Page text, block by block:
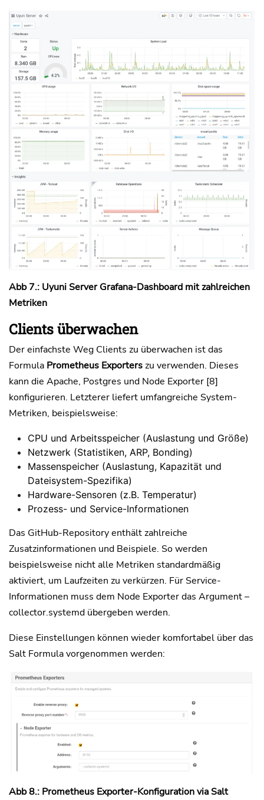
Abb 7.: Uyuni Server Grafana-Dashboard mit zahlreichen
Metriken
Clients überwachen
Der einfachste Weg Clients zu überwachen ist das
Formula Prometheus Exporterszu verwenden. Dieses
kann die Apache, Postgres und Node Exporter [8]
konfigurieren. Letzterer liefert umfangreiche System-
Metriken, beispielsweise:
CPU und Arbeitsspeicher (Auslastung und Größe)
Netzwerk (Statistiken, ARP, Bonding)
Massenspeicher (Auslastung, Kapazität und
Dateisystem-Spezifika)
Hardware-Sensoren (z.B. Temperatur)
Prozess- und Service-Informationen
Das GitHub-Repository enthält zahlreiche
Zusatzinformationen und Beispiele. So werden
beispielsweise nicht alle Metriken standardmäßig
aktiviert, um Laufzeiten zu verkürzen. Für Service-
Informationen muss dem Node Exporter das Argument –
collector.systemd übergeben werden.
Diese Einstellungen können wieder komfortabel über das
Salt Formula vorgenommen werden:
Abb 8.: Prometheus Exporter-Konfiguration via Salt